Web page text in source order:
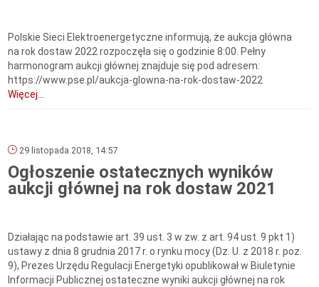
Polskie Sieci Elektroenergetyczne informują, że aukcja główna
na rok dostaw 2022 rozpoczęła się o godzinie 8:00. Pełny
harmonogram aukcji głównej znajduje się pod adresem:
https://www.pse.pl/aukcja-glowna-na-rok-dostaw-2022
Więcej...
29 listopada 2018, 14:57
Ogłoszenie ostatecznych wyników
aukcji głównej na rok dostaw 2021
Działając na podstawie art. 39 ust. 3 w zw. z art. 94 ust. 9 pkt 1)
ustawy z dnia 8 grudnia 2017 r. o rynku mocy (Dz. U. z 2018 r. poz.
9), Prezes Urzędu Regulacji Energetyki opublikował w Biuletynie
Informacji Publicznej ostateczne wyniki aukcji głównej na rok